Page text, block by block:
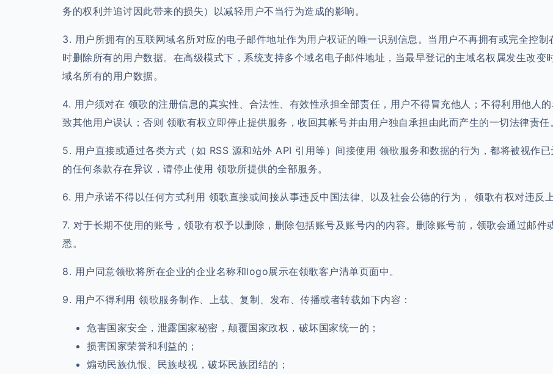
务的权利并追讨因此带来的损失）以减轻用户不当行为造成的影响。
3. 用户所拥有的互联网域名所对应的电子邮件地址作为用户权证的唯一识别信息。当用户不再拥有或完全控
时删除所有的用户数据。在高级模式下，系统支持多个域名电子邮件地址，当最早登记的主域名权属发生改变
域名所有的用户数据。
4. 用户须对在 领歌的注册信息的真实性、合法性、有效性承担全部责任，用户不得冒充他人；不得利用他人
致其他用户误认；否则 领歌有权立即停止提供服务，收回其帐号并由用户独自承担由此而产生的一切法律责任。
5. 用户直接或通过各类方式（如 RSS 源和站外 API 引用等）间接使用 领歌服务和数据的行为，都将被视作
的任何条款存在异议，请停止使用 领歌所提供的全部服务。
6. 用户承诺不得以任何方式利用 领歌直接或间接从事违反中国法律、以及社会公德的行为， 领歌有权对违反
7. 对于长期不使用的账号，领歌有权予以删除，删除包括账号及账号内的内容。删除账号前，领歌会通过邮
悉。
8. 用户同意领歌将所在企业的企业名称和logo展示在领歌客户清单页面中。
9. 用户不得利用 领歌服务制作、上载、复制、发布、传播或者转载如下内容：
危害国家安全，泄露国家秘密，颠覆国家政权，破坏国家统一的；
损害国家荣誉和利益的；
煽动民族仇恨、民族歧视，破坏民族团结的；